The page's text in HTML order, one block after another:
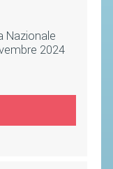
Nazionale
2024
FEDERALE